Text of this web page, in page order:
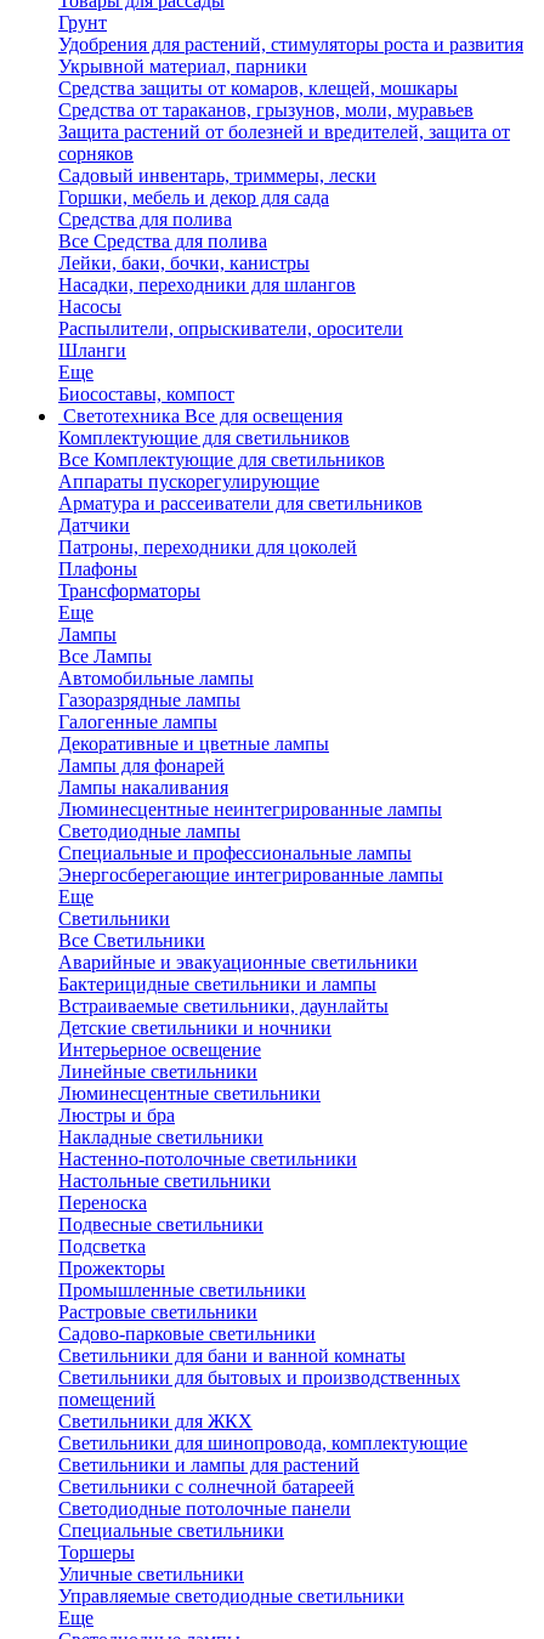
Грунт
Удобрения для растений, стимуляторы роста и развития
Укрывной материал, парники
Средства защиты от комаров, клещей, мошкары
Средства от тараканов, грызунов, моли, муравьев
Защита растений от болезней и вредителей, защита от
сорняков
Садовый инвентарь, триммеры, лески
Горшки, мебель и декор для сада
Средства для полива
Все Средства для полива
Лейки, баки, бочки, канистры
Насадки, переходники для шлангов
Насосы
Распылители, опрыскиватели, оросители
Шланги
Еще
Биосоставы, компост
Светотехника Все для освещения
Комплектующие для светильников
Все Комплектующие для светильников
Аппараты пускорегулирующие
Арматура и рассеиватели для светильников
Датчики
Патроны, переходники для цоколей
Плафоны
Трансформаторы
Еще
Лампы
Все Лампы
Автомобильные лампы
Газоразрядные лампы
Галогенные лампы
Декоративные и цветные лампы
Лампы для фонарей
Лампы накаливания
Люминесцентные неинтегрированные лампы
Светодиодные лампы
Специальные и профессиональные лампы
Энергосберегающие интегрированные лампы
Еще
Светильники
Все Светильники
Аварийные и эвакуационные светильники
Бактерицидные светильники и лампы
Встраиваемые светильники, даунлайты
Детские светильники и ночники
Интерьерное освещение
Линейные светильники
Люминесцентные светильники
Люстры и бра
Накладные светильники
Настенно-потолочные светильники
Настольные светильники
Переноска
Подвесные светильники
Подсветка
Прожекторы
Промышленные светильники
Растровые светильники
Садово-парковые светильники
Светильники для бани и ванной комнаты
Светильники для бытовых и производственных
помещений
Светильники для ЖКХ
Светильники для шинопровода, комплектующие
Светильники и лампы для растений
Светильники с солнечной батареей
Светодиодные потолочные панели
Специальные светильники
Торшеры
Уличные светильники
Управляемые светодиодные светильники
Еще